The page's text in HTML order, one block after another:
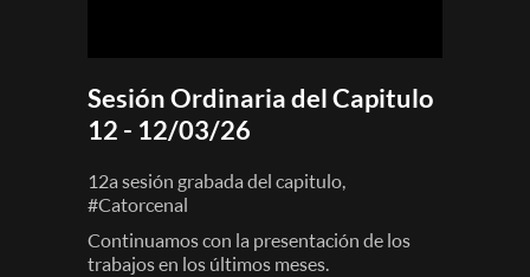
Sesión Ordinaria del Capitulo
12 - 12/03/26
12a sesión grabada del capitulo,
#Catorcenal
Continuamos con la presentación de los
trabajos en los últimos meses.